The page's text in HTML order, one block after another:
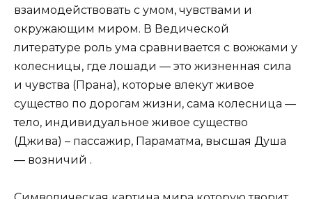
взаимодействовать с умом, чувствами и
окружающим миром. В Ведической
литературе роль ума сравнивается с вожжами у
колесницы, где лошади — это жизненная сила
и чувства (Прана), которые влекут живое
существо по дорогам жизни, сама колесница —
тело, индивидуальное живое существо
(Джива) – пассажир, Параматма, высшая Душа
— возничий .